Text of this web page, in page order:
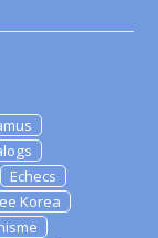
Echecs
Korea